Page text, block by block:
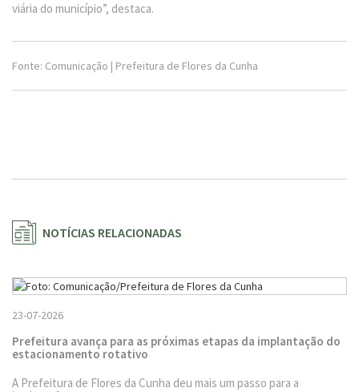
viária do município”, destaca.
Fonte: Comunicação | Prefeitura de Flores da Cunha
NOTÍCIAS RELACIONADAS
23-07-2026
Prefeitura avança para as próximas etapas da implantação do
estacionamento rotativo
A Prefeitura de Flores da Cunha deu mais um passo para a